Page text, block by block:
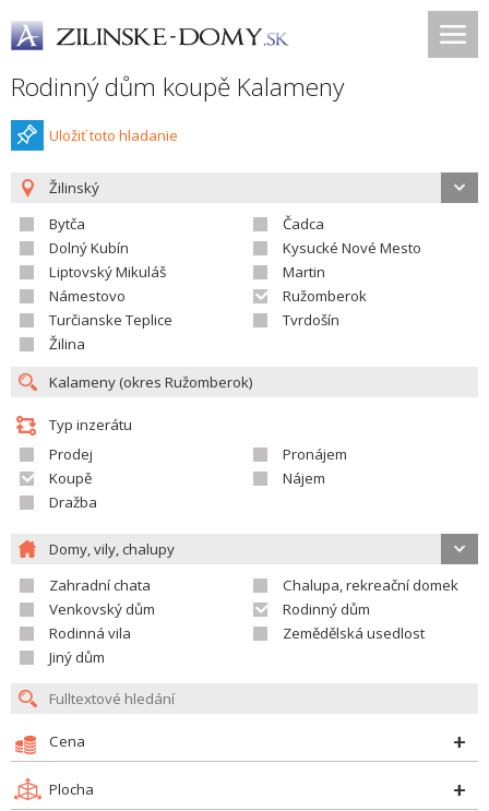
Rodinný dům koupě Kalameny
Uložiť toto hladanie
Žilinský
Bytča
Čadca
Dolný Kubín
Kysucké Nové Mesto
Liptovský Mikuláš
Martin
Námestovo
Ružomberok
Turčianske Teplice
Tvrdošín
Žilina
Typ inzerátu
Prodej
Pronájem
Koupě
Nájem
Dražba
Domy, vily, chalupy
Zahradní chata
Chalupa, rekreační domek
Venkovský dům
Rodinný dům
Rodinná vila
Zemědělská usedlost
Jiný dům
Cena
Plocha